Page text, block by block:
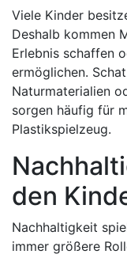
Viele Kinder
Deshalb kommen
Erlebnis schaffen
ermöglichen.
Naturmaterialien
sorgen häufig für
Plastikspielzeug.
den
Nachhaltigkeit
immer größere